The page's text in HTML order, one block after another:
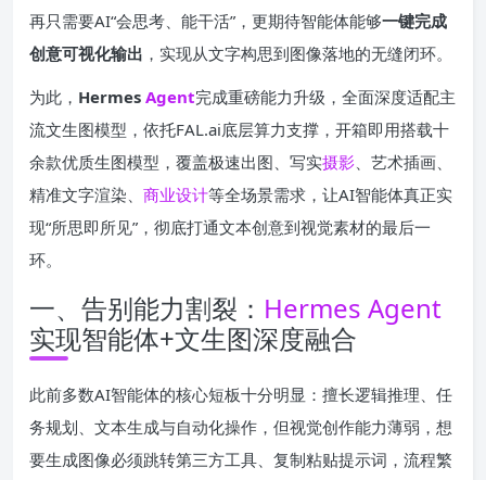
再只需要AI“会思考、能干活”，更期待智能体能够一键完成
创意可视化输出 ，实现从文字构思到图像落地的无缝闭环。
为此， Hermes Agent完成重磅能力升级，全面深度适配主
流文生图模型，依托FAL.ai底层算力支撑，开箱即用搭载十
余款优质生图模型，覆盖极速出图、写实摄影、艺术插画、
精准文字渲染、 商业设计等全场景需求，让AI智能体真正实
现“所思即所见”，彻底打通文本创意到视觉素材的最后一
环。
一、告别能力割裂： Hermes Agent
实现智能体+文生图深度融合
此前多数AI智能体的核心短板十分明显：擅长逻辑推理、任
务规划、文本生成与自动化操作，但视觉创作能力薄弱，想
要生成图像必须跳转第三方工具、复制粘贴提示词，流程繁